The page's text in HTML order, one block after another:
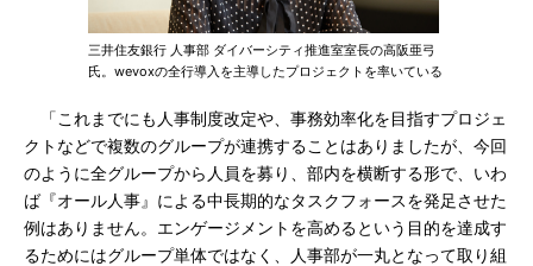
三井住友銀行 人事部 ダイバーシティ推進室室長の高阪亜弓
氏。wevoxの全行導入を主導したプロジェクトを率いている
「これまでにも人事制度改定や、事務効率化を目指すプロジェ
クトなどで複数のグループが連携することはありましたが、今回
のように全グループから人員を募り、部内を横断する形で、いわ
ば『オール人事』による中長期的なタスクフォースを発足させた
例はありません。エンゲージメントを高めるという目的を達成す
るためにはグループ単体ではなく、人事部が一丸となって取り組